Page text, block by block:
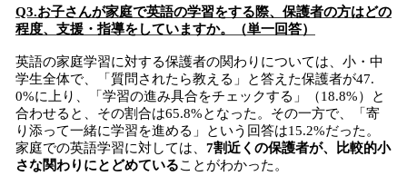
​Q3.お子さんが家庭で英語の学習をする際、保護者の方はどの
程度、支援・指導をしていますか。（単一回答）
英語の家庭学習に対する保護者の関わりについては、小・中
学生全体で、「質問されたら教える」と答えた保護者が47.
0%に上り、「学習の進み具合をチェックする」（18.8%）と
合わせると、その割合は65.8%となった。その一方で、「寄
り添って一緒に学習を進める」という回答は15.2%だった。
家庭での英語学習に対しては、 7割近くの保護者が、比較的小
さな関わりにとどめていることがわかった。